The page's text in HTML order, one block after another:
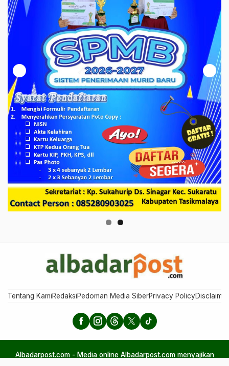
Tentang KamiRedaksiPedoman Media SiberPrivacy PolicyDisclaimer
Albadarpost.com - Media online Albadarpost.com menyajikan